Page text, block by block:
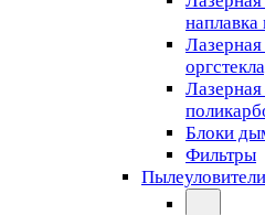
наплавка
Лазерная
Лазерная
Блоки
Фильтры
Пылеуловители